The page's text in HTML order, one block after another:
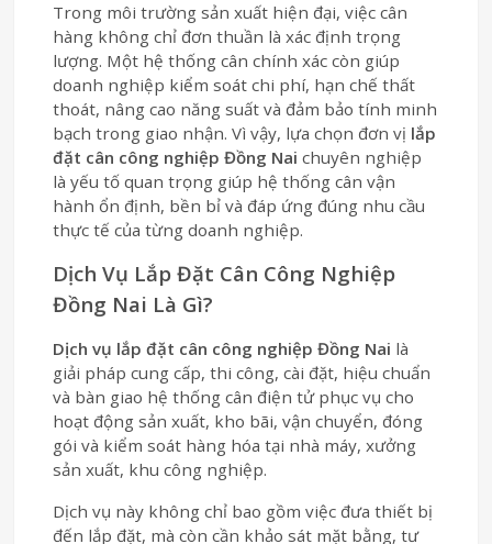
Trong môi trường sản xuất hiện đại, việc cân
hàng không chỉ đơn thuần là xác định trọng
lượng. Một hệ thống cân chính xác còn giúp
doanh nghiệp kiểm soát chi phí, hạn chế thất
thoát, nâng cao năng suất và đảm bảo tính minh
bạch trong giao nhận. Vì vậy, lựa chọn đơn vị lắp
đặt cân công nghiệp Đồng Nai chuyên nghiệp
là yếu tố quan trọng giúp hệ thống cân vận
hành ổn định, bền bỉ và đáp ứng đúng nhu cầu
thực tế của từng doanh nghiệp.
Dịch Vụ Lắp Đặt Cân Công Nghiệp
Đồng Nai Là Gì?
Dịch vụ lắp đặt cân công nghiệp Đồng Nai là
giải pháp cung cấp, thi công, cài đặt, hiệu chuẩn
và bàn giao hệ thống cân điện tử phục vụ cho
hoạt động sản xuất, kho bãi, vận chuyển, đóng
gói và kiểm soát hàng hóa tại nhà máy, xưởng
sản xuất, khu công nghiệp.
Dịch vụ này không chỉ bao gồm việc đưa thiết bị
đến lắp đặt, mà còn cần khảo sát mặt bằng, tư